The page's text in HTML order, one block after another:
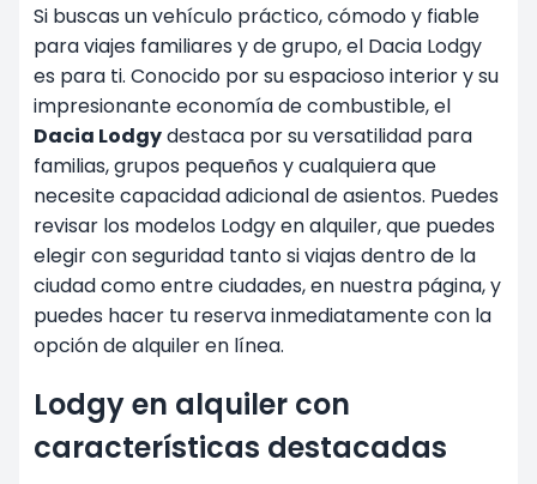
Si buscas un vehículo práctico, cómodo y fiable
para viajes familiares y de grupo, el Dacia Lodgy
es para ti. Conocido por su espacioso interior y su
impresionante economía de combustible, el
Dacia Lodgydestaca por su versatilidad para
familias, grupos pequeños y cualquiera que
necesite capacidad adicional de asientos. Puedes
revisar los modelos Lodgy en alquiler, que puedes
elegir con seguridad tanto si viajas dentro de la
ciudad como entre ciudades, en nuestra página, y
puedes hacer tu reserva inmediatamente con la
opción de alquiler en línea.
Lodgy en alquiler con
características destacadas